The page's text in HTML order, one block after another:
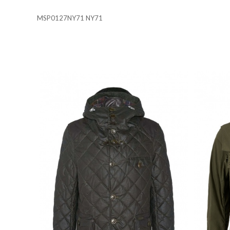
MSP0127NY71 NY71
almacenan ninguna
Estas cookies nos permiten
mejorarlo. Nos ayudan a
información que recogen
Cookies de preferencias
Estas cookies permiten a la
que tiene, como su idioma
Cookies de marketing
Estas cookies se utilizan
atractivos para el usuario
GUARDAR